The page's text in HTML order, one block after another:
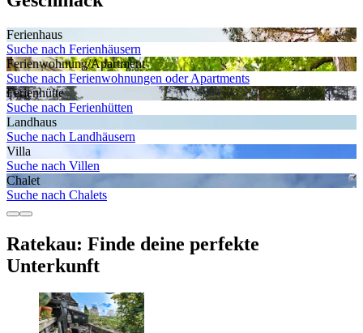
Ferienhaus
Suche nach Ferienhäusern
Ferienwohnung/Apartment
Suche nach Ferienwohnungen oder Apartments
Ferienhütte
Suche nach Ferienhütten
Landhaus
Suche nach Landhäusern
Villa
Suche nach Villen
Chalet
Suche nach Chalets
Ratekau: Finde deine perfekte
Unterkunft